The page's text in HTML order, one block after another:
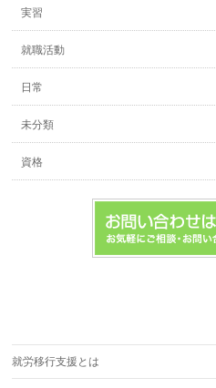
実習
就職活動
日常
未分類
資格
就労移行支援とは